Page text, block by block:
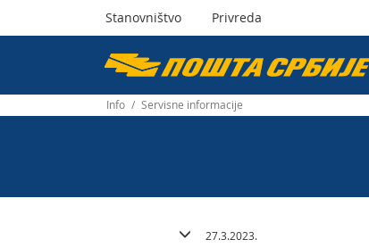
Пошта
Србије
Stanovništvo Privreda
Info / Servisne informacije
27.3.2023.